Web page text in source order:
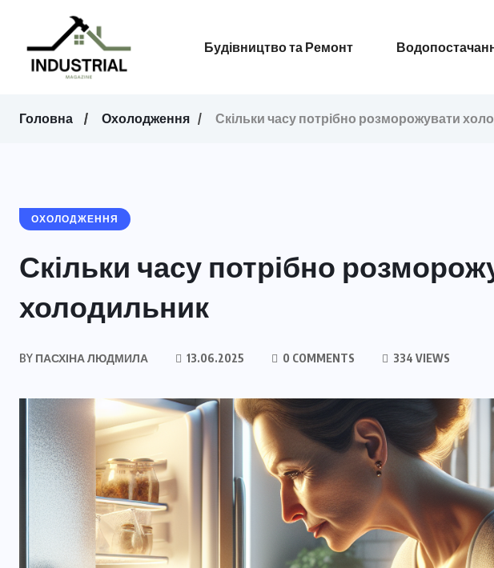
Будівництво та Ремонт
Головна Охолодження Скільки часу потрібно розморожувати
ОХОЛОДЖЕННЯ
Скільки часу потрібно
холодильник
BY ПАСХІНА ЛЮДМИЛА 13.06.2025 0 COMMENTS 334 VIEWS